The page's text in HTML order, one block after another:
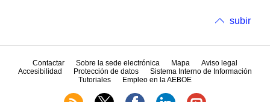
subir
Contactar Sobre la sede electrónica Mapa
Aviso legal
Accesibilidad
Protección de datos
Sistema Interno de Información
Tutoriales
Empleo en la AEBOE